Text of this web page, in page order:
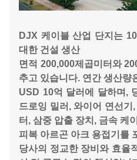
DJX 케이블 산업 단지는
대한 건설 생산
면적 200,000제곱미터와
추고 있습니다. 연간 생산량
USD 10억 달러에 달하며,
드로잉 밀러, 와이어 연선기
터, 삼중 압출 장치, 금속 케
피복 아르곤 아크 용접기를
당사의 정교한 장비와 효율